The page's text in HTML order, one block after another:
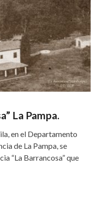
La Pampa.
en el Departamento
de La Pampa, se
“La Barrancosa” que